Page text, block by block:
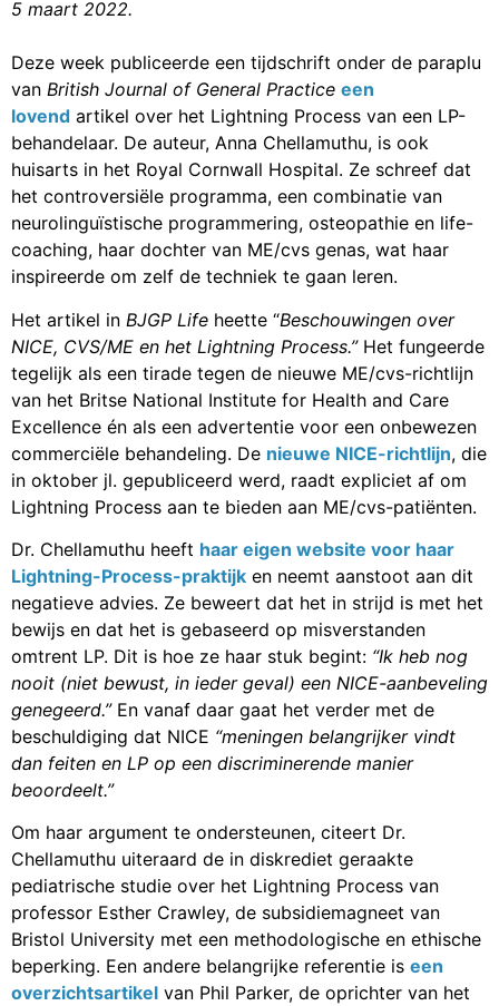
5 maart 2022.
Deze week publiceerde een tijdschrift onder de paraplu
van British Journal of General Practice een
lovend artikel over het Lightning Process van een LP-
behandelaar. De auteur, Anna Chellamuthu, is ook
huisarts in het Royal Cornwall Hospital. Ze schreef dat
het controversiële programma, een combinatie van
neurolinguïstische programmering, osteopathie en life-
coaching, haar dochter van ME/cvs genas, wat haar
inspireerde om zelf de techniek te gaan leren.
Het artikel in BJGP Life heette “Beschouwingen over
NICE, CVS/ME en het Lightning Process.” Het fungeerde
tegelijk als een tirade tegen de nieuwe ME/cvs-richtlijn
van het Britse National Institute for Health and Care
Excellence én als een advertentie voor een onbewezen
commerciële behandeling. De nieuwe NICE-richtlijn, die
in oktober jl. gepubliceerd werd, raadt expliciet af om
Lightning Process aan te bieden aan ME/cvs-patiënten.
Dr. Chellamuthu heeft haar eigen website voor haar
Lightning-Process-praktijk en neemt aanstoot aan dit
negatieve advies. Ze beweert dat het in strijd is met het
bewijs en dat het is gebaseerd op misverstanden
omtrent LP. Dit is hoe ze haar stuk begint: “Ik heb nog
nooit (niet bewust, in ieder geval) een NICE-aanbeveling
genegeerd.” En vanaf daar gaat het verder met de
beschuldiging dat NICE “meningen belangrijker vindt
dan feiten en LP op een discriminerende manier
beoordeelt.”
Om haar argument te ondersteunen, citeert Dr.
Chellamuthu uiteraard de in diskrediet geraakte
pediatrische studie over het Lightning Process van
professor Esther Crawley, de subsidiemagneet van
Bristol University met een methodologische en ethische
beperking. Een andere belangrijke referentie is een
overzichtsartikel van Phil Parker, de oprichter van het